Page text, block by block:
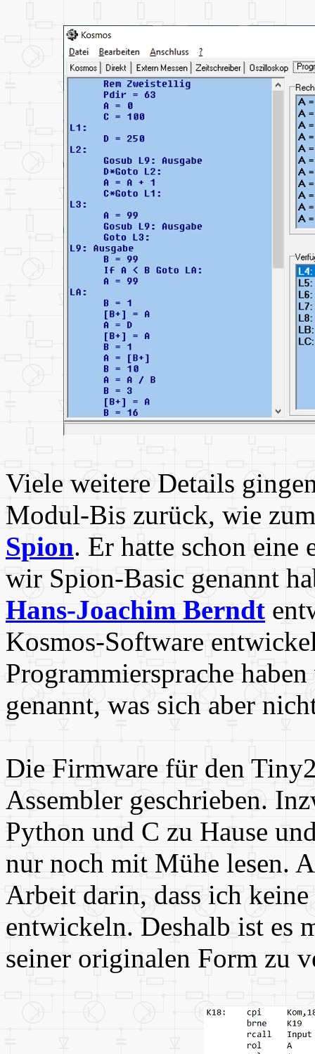
Viele weitere Details
Modul-Bis zurück, wie
Spion. Er hatte schon eine
wir Spion-Basic genannt
Hans-Joachim Berndt
Kosmos-Software
Programmiersprache
genannt, was sich aber
Die Firmware für den
Assembler geschrieben.
Python und C zu Hause
nur noch mit Mühe lesen.
Arbeit darin, dass ich
entwickeln. Deshalb ist es
seiner originalen Form zu